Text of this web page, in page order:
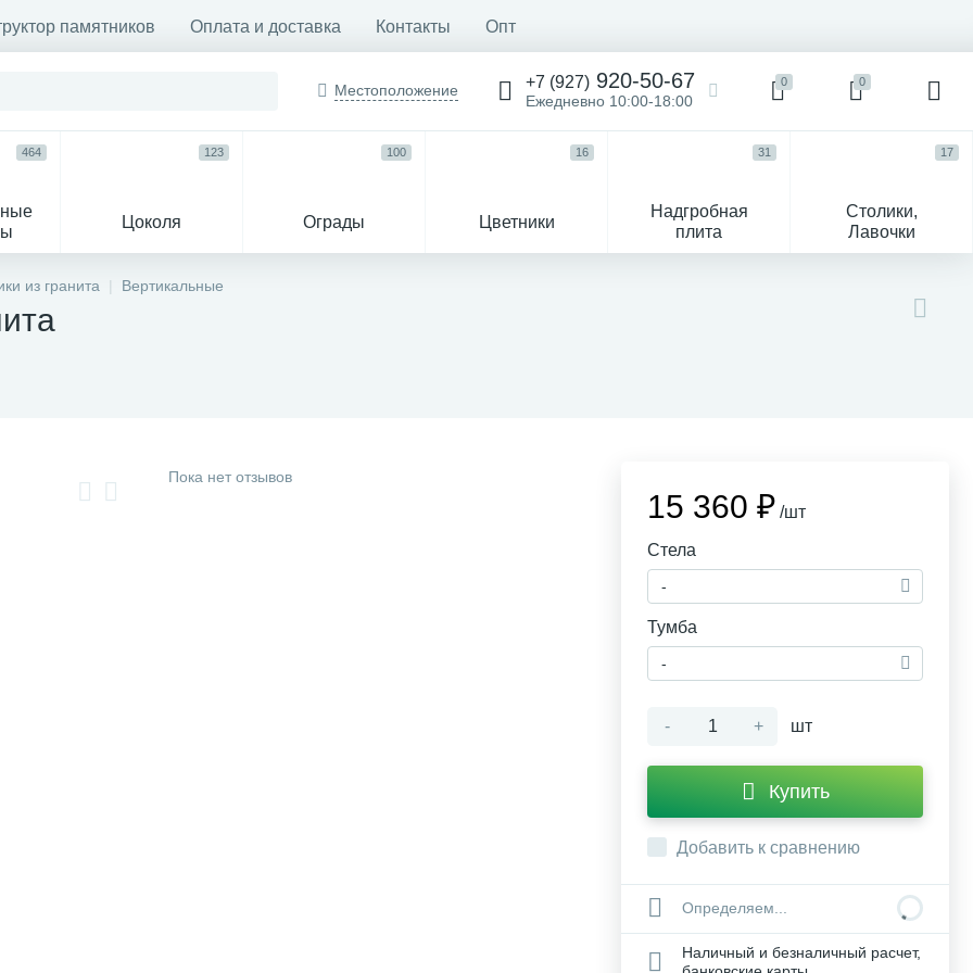
памятников Оплата и доставка Контакты Опт
Местоположение +7 (927) 920-50-67
Ежедневно 10:00-18:00
0 0
464
Цоколя
123
Ограды
100
Цветники
16
Надгробная
плита
31
Столики,
Лавочки
17
из гранита Вертикальные
Пока нет отзывов
15 360 ₽ /шт
Стела
-
Тумба
-
- + шт
Купить
Добавить к сравнению
Определяем...
Наличный и безналичный расчет,